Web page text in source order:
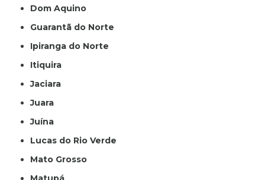
Dom Aquino
Guarantã do Norte
Ipiranga do Norte
Itiquira
Jaciara
Juara
Juína
Lucas do Rio Verde
Mato Grosso